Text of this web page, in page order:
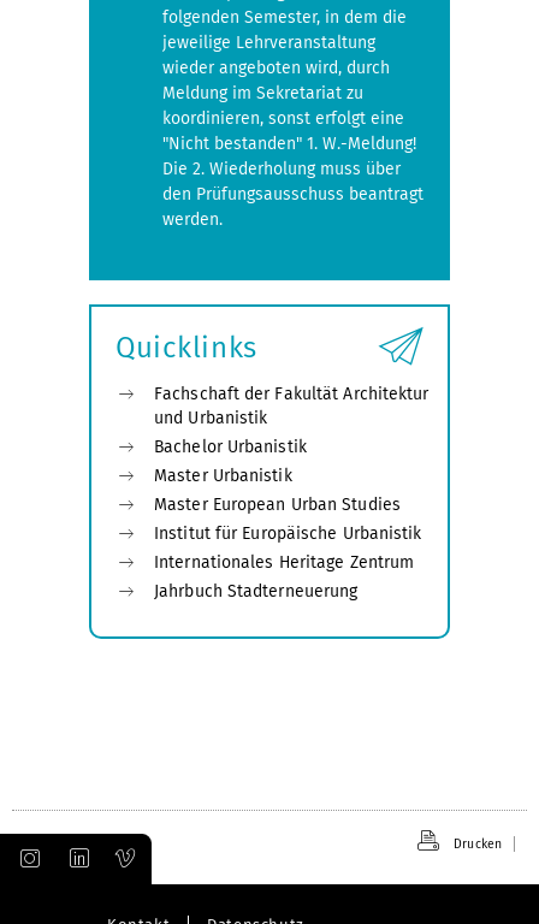
folgenden Semester, in dem die
jeweilige Lehrveranstaltung
wieder angeboten wird, durch
Meldung im Sekretariat zu
koordinieren, sonst erfolgt eine
"Nicht bestanden" 1. W.-Meldung!
Die 2. Wiederholung muss über
den Prüfungsausschuss beantragt
werden.
Quicklinks
Fachschaft der Fakultät Architektur
und Urbanistik
Bachelor Urbanistik
Master Urbanistik
Master European Urban Studies
Institut für Europäische Urbanistik
Internationales Heritage Zentrum
Jahrbuch Stadterneuerung
Drucken